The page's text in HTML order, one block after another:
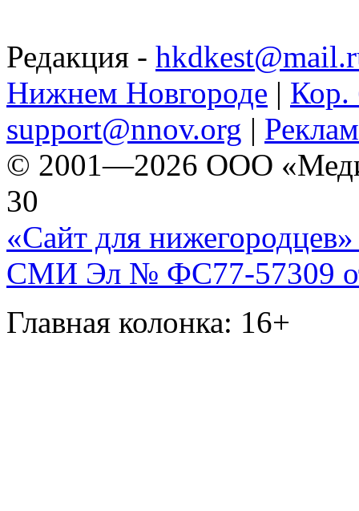
Редакция -
Нижнем Новгороде | Кор.
support@nnov.org |
© 2001—2026 ООО
30
«Сайт для нижегородцев»
СМИ Эл № ФС77-57309
Главная колонка: 16+